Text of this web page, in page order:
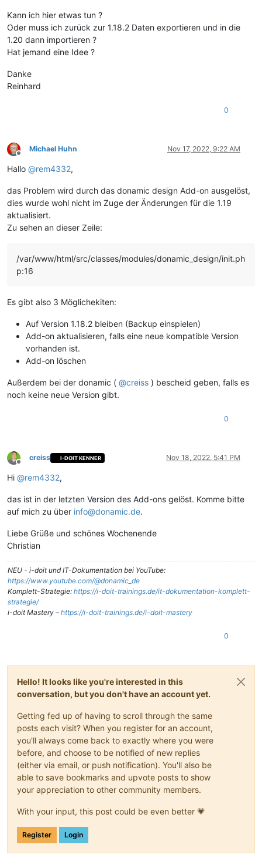
Kann ich hier etwas tun ?
Oder muss ich zurück zur 1.18.2 Daten exportieren und in die
1.20 dann importieren ?
Hat jemand eine Idee ?
Danke
Reinhard
0
Offline
Michael Huhn Nov 17, 2022, 9:22 AM
Hallo @rem4332,
das Problem wird durch das donamic design Add-on ausgelöst,
dies wurde wohl nicht im Zuge der Änderungen für die 1.19
aktualisiert.
Zu sehen an dieser Zeile:
/var/www/html/src/classes/modules/donamic_design/init.ph
p:16
Es gibt also 3 Möglichekiten:
Auf Version 1.18.2 bleiben (Backup einspielen)
Add-on aktualisieren, falls eine neue kompatible Version
vorhanden ist.
Add-on löschen
Außerdem bei der donamic ( @creiss ) bescheid geben, falls es
noch keine neue Version gibt.
0
Offline
creiss I-DOIT KENNER Nov 18, 2022, 5:41 PM
Hi @rem4332,
das ist in der letzten Version des Add-ons gelöst. Komme bitte
auf mich zu über info@donamic.de.
Liebe Grüße und schönes Wochenende
Christian
NEU - i-doit und IT-Dokumentation bei YouTube:
https://www.youtube.com/@donamic_de
Komplett-Strategie: https://i-doit-trainings.de/it-dokumentation-komplett-
strategie/
i-doit Mastery – https://i-doit-trainings.de/i-doit-mastery
0
Hello! It looks like you're interested in this
conversation, but you don't have an account yet.
Getting fed up of having to scroll through the same
posts each visit? When you register for an account,
you'll always come back to exactly where you were
before, and choose to be notified of new replies
(either via email, or push notification). You'll also be
able to save bookmarks and upvote posts to show
your appreciation to other community members.
With your input, this post could be even better 💗
Register Login